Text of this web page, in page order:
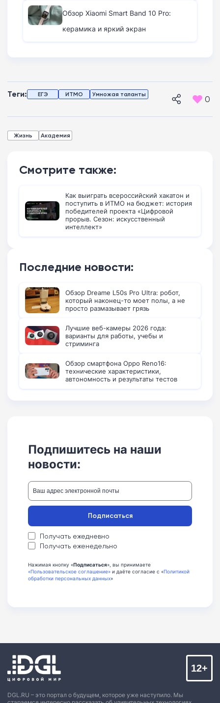
Обзор Xiaomi Smart Band 10 Pro:
керамика и яркий экран
Теги: ЕГЭ ИТМО Умножая таланты 0
Жизнь Академия
Смотрите также:
Как выиграть всероссийский хакатон и
поступить в ИТМО на бюджет: история
победителей проекта «Цифровой
прорыв. Сезон: искусственный
интеллект»
Последние новости:
Обзор Dreame L50s Pro Ultra: робот,
который наконец-то моет полы, а не
просто размазывает грязь
Лучшие веб-камеры 2026 года:
варианты для работы, учебы и
стриминга
Обзор смартфона Oppo Reno16:
технические характеристики,
автономность и результаты тестов
Подпишитесь на наши
новости:
Получать ежедневно
Получать еженедельно
Подписаться
Нажимая кнопку «Подписаться», вы принимаете
«Пользовательское соглашение» и даёте согласие с «Политикой
обработки персональных данных»
DGL.RU – это портал о будущем, которое уже наступило. Мы
12+